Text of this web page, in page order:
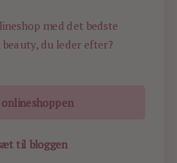
ALL RIGHTS RESERVED -
med det bedste
beauty, du leder efter?
onlineshoppen
til bloggen